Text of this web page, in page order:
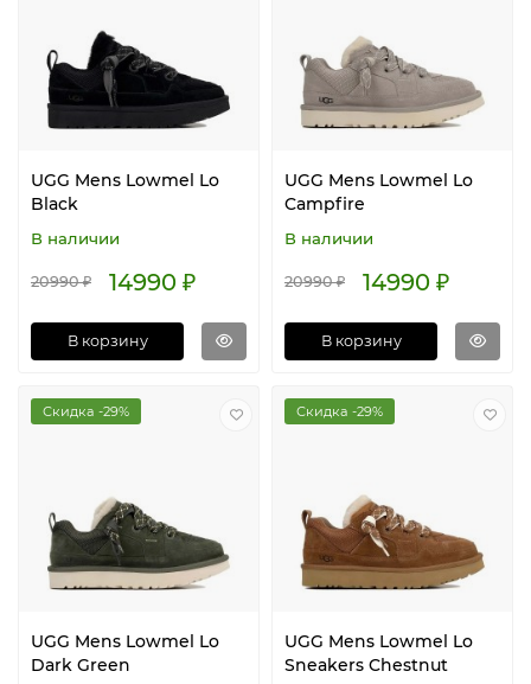
UGG Mens Lowmel Lo
Black
В наличии
20990 ₽ 14990 ₽
В корзину
UGG Mens Lowmel Lo
Campfire
В наличии
20990 ₽ 14990 ₽
В корзину
Скидка -29%
UGG Mens Lowmel Lo
Dark Green
Скидка -29%
UGG Mens Lowmel Lo
Sneakers Chestnut